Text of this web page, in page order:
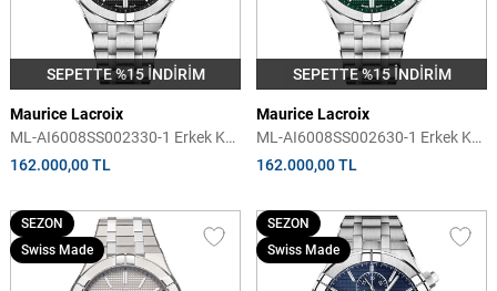
SEPETTE %15 İNDİRİM
Maurice Lacroix
ML-AI6008SS002330-1 Erkek Kol
Saati
162.000,00 TL
SEPETTE %15 İNDİRİM
Maurice Lacroix
ML-AI6008SS002630-1 Erkek Kol
Saati
162.000,00 TL
SEZON
Swiss Made
SEZON
Swiss Made